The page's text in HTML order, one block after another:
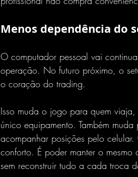
Menos dependência do
O computador pessoal vai
operação. No futuro próximo, o
o coração do trading.
Isso muda o jogo para quem
único equipamento. Também
acompanhar posições pelo
conforto. É poder manter o
sem reconstruir tudo a cada troca